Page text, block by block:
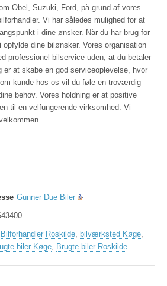
Obel, Suzuki, Ford, på grund af vores
Vi har således mulighed for at
i dine ønsker. Når du har brug for
dine bilønsker. Vores organisation
professionel bilservice uden, at du betaler
at skabe en god serviceoplevelse, hvor
kunde hos os vil du føle en troværdig
behov. Vores holdning er at positive
til en velfungerende virksomhed. Vi
Gunner Due Biler
Bilforhandler Roskilde bilværksted Køge
biler Køge Brugte biler Roskilde